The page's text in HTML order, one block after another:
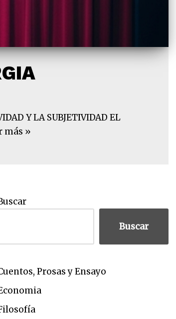
Y LA SUBJETIVIDAD EL
más »
Buscar
Prosas y Ensayo